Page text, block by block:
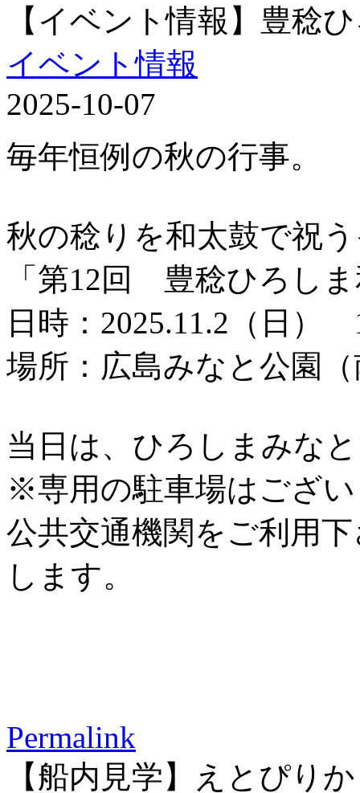
【イベント情報】豊稔
イベント情報
2025-10-07
毎年恒例の秋の行事。
秋の稔りを和太鼓で祝
「第12回 豊稔ひろし
日時：2025.11.2（日）
場所：広島みなと公園
当日は、ひろしまみな
※専用の駐車場はござ
公共交通機関をご利用
します。
Permalink
【船内見学】えとぴりか